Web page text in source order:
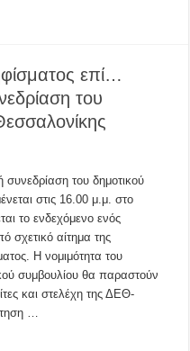
επί…
του
συνεδρίαση του δημοτικού
στις 16.00 μ.μ. στο
το ενδεχόμενο ενός
σχετικό αίτημα της
Η νομιμότητα του
συμβουλίου θα παραστούν
και στελέχη της ΔΕΘ-
…